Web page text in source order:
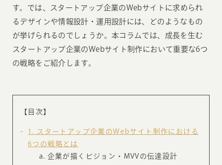
す。では、スタートアップ企業のWebサイトに求められ
るデザインや情報設計・運用設計には、どのようなもの
が挙げられるのでしょうか。本コラムでは、成長を生む
スタートアップ企業のWebサイト制作において重要な6つ
の戦略をご紹介します。
【目次】
1
スタートアップ企業のWebサイト制作における
6つの戦略とは
企業が描くビジョン・MVVの伝達設計